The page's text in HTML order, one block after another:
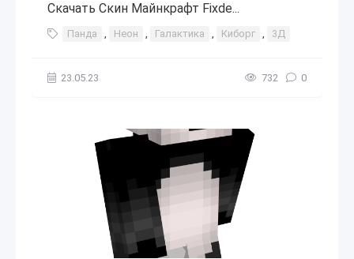
Скачать Скин Майнкрафт Fixde...
Панда , Неон , Галактика , Киборг , 3Д
23.05.23 732 0